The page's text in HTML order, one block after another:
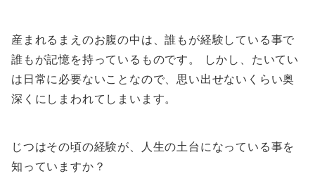
産まれるまえのお腹の中は、誰もが経験している事で
誰もが記憶を持っているものです。 しかし、たいてい
は日常に必要ないことなので、思い出せないくらい奥
深くにしまわれてしまいます。
じつはその頃の経験が、人生の土台になっている事を
知っていますか？